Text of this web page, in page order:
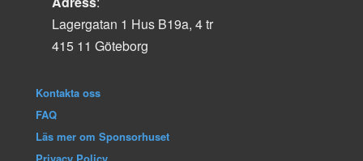
Lagergatan 1 Hus B19a, 4 tr
415 11 Göteborg
Kontakta oss
FAQ
Läs mer om Sponsorhuset